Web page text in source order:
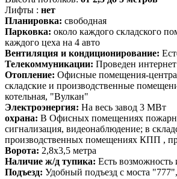
Лифты : нет
Планировка: свободная
Парковка: около каждого складского
каждого цеха на 4 авто
Вентиляция и кондиционирование:
Телекоммуникации: Проведен
Отопление: Офисные помещения-
складские и производственные
котельная, "Вулкан"
Электроэнергия: На весь завод 3 МВт
охрана: В Офисных помещениях
сигнализация, видеонаблюдение; в
производственных помещениях КПП ,
Ворота: 2,8х3,5 метра
Наличие ж/д тупика: Есть возможность
Подъезд: Удобный подъезд с моста